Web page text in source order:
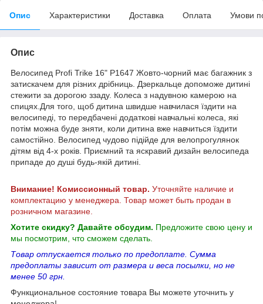
Опис Характеристики Доставка Оплата Умови
Опис
Велосипед Profi Trike 16" P1647 Жовто-чорний має багажник з
затискачем для різних дрібниць. Дзеркальце допоможе дитині
стежити за дорогою ззаду. Колеса з надувною камерою на
спицях.Для того, щоб дитина швидше навчилася їздити на
велосипеді, то передбачені додаткові навчальні колеса, які
потім можна буде зняти, коли дитина вже навчиться їздити
самостійно. Велосипед чудово підійде для велопрогулянок
дітям від 4-х років. Приємний та яскравий дизайн велосипеда
припаде до душі будь-якій дитині.
Внимание! Комиссионный товар. Уточняйте наличие и
комплектацию у менеджера. Товар может быть продан в
розничном магазине.
Хотите скидку? Давайте обсудим. Предложите свою цену и
мы посмотрим, что сможем сделать.
Товар отпускается только по предоплате. Сумма
предоплаты зависит от размера и веса посылки, но не
менее 50 грн.
Функциональное состояние товара Вы можете уточнить у